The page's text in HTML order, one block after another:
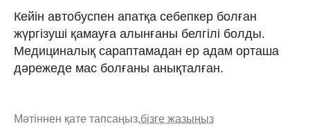
Кейін автобуспен апатқа себепкер болған
жүргізуші қамауға алынғаны белгілі болды.
Медициналық сараптамадан ер адам орташа
дәрежеде мас болғаны анықталған.
Мәтіннен қате тапсаңыз,бізге жазыңыз